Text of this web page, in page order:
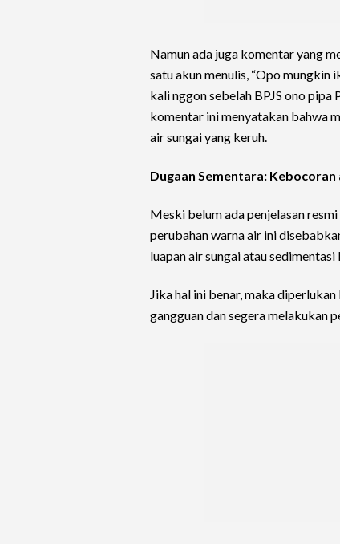
Namun ada juga komentar yang
satu akun menulis, “Opo mungkin
kali nggon sebelah BPJS ono pipa
komentar ini menyatakan bahwa
air sungai yang keruh.
Dugaan Sementara: Kebocoran
Meski belum ada penjelasan
perubahan warna air ini
luapan air sungai atau sedimentasi
Jika hal ini benar, maka
gangguan dan segera melakukan